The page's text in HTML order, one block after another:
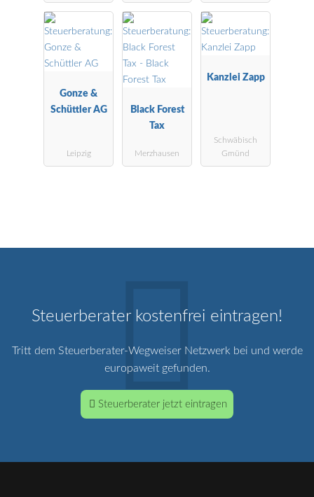
für
Unternehmen
snachfolge
DStV e.V.
Gonze &
Schüttler AG
Leipzig
Black Forest
Tax
Merzhausen
Kanzlei Zapp
Schwäbisch
Gmünd
Steuerberater kostenfrei eintragen!
Tritt dem Steuerberater-Wegweiser Netzwerk bei und werde
europaweit gefunden.
Steuerberater jetzt eintragen